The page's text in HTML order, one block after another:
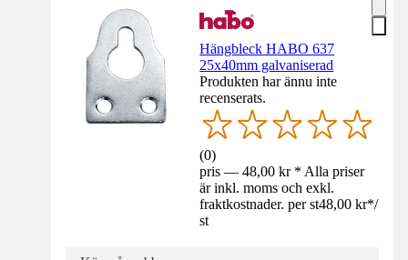
Hängbleck HABO 637
25x40mm galvaniserad
Produkten har ännu inte
recenserats.
(0)
pris — 48,00 kr * Alla priser
är inkl. moms och exkl.
fraktkostnader. per st48,00 kr*/
st